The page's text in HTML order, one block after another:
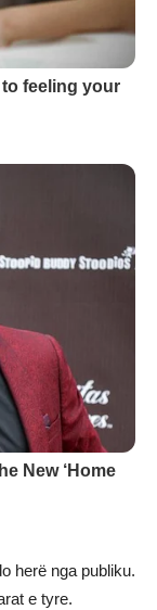
herë nga publiku.
e tyre.